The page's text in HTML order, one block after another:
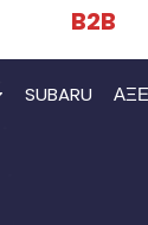
B2B
SUBARU